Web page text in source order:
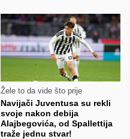
Žele to da vide što prije
Navijači Juventusa su rekli
svoje nakon debija
Alajbegovića, od Spallettija
traže jednu stvar!